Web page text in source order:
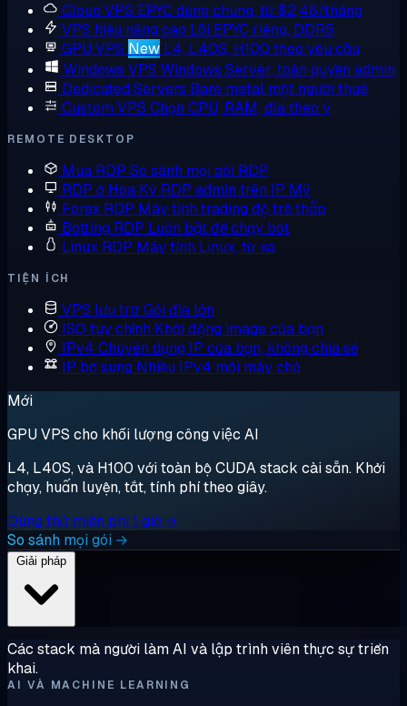
Cloud VPS EPYC dùng chung, từ $2,48/tháng
VPS hiệu năng cao Lõi EPYC riêng, DDR5
GPU VPS New L4, L40S, H100 theo yêu cầu
Windows VPS Windows Server, toàn quyền admin
Dedicated Servers Bare metal một người thuê
Custom VPS Chọn CPU, RAM, đĩa theo ý
REMOTE DESKTOP
Mua RDP So sánh mọi gói RDP
RDP ở Hoa Kỳ RDP admin trên IP Mỹ
Forex RDP Máy tính trading độ trễ thấp
Botting RDP Luôn bật để chạy bot
Linux RDP Máy tính Linux, từ xa
TIỆN ÍCH
VPS lưu trữGói đĩa lớn
ISO tùy chỉnh Khởi động image của bạn
IPv4 Chuyên dụng IP của bạn, không chia sẻ
IP bổ sung Nhiều IPv4 mỗi máy chủ
Mới
GPU VPS cho khối lượng công việc AI
L4, L40S, và H100 với toàn bộ CUDA stack cài sẵn. Khởi
chạy, huấn luyện, tắt, tính phí theo giây.
Dùng thử miễn phí 1 giờ →
So sánh mọi gói →
Các stack mà người làm AI và lập trình viên thực sự triển
khai.
AI VÀ MACHINE LEARNING